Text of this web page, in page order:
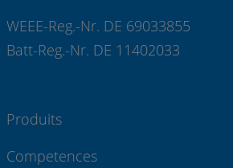
WEEE-Reg.-Nr. DE 69033855
Batt-Reg.-Nr. DE 11402033
Produits
Competences